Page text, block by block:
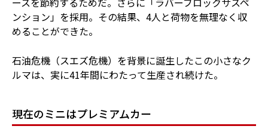
ンション」を採用。その結果、4人と荷物を無理なく収
めることができた。
石油危機（スエズ危機）を背景に誕生したこの小さなク
ルマは、実に41年間にわたって生産され続けた。
現在のミニはプレミアムカー